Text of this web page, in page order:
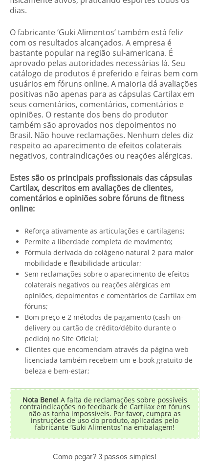
dias.
O fabricante ‘Guki Alimentos’ também está feliz
com os resultados alcançados. A empresa é
bastante popular na região sul-americana. É
aprovado pelas autoridades necessárias lá. Seu
catálogo de produtos é preferido e feiras bem com
usuários em fóruns online. A maioria dá avaliações
positivas não apenas para as cápsulas Cartilax em
seus comentários, comentários, comentários e
opiniões. O restante dos bens do produtor
também são aprovados nos depoimentos no
Brasil. Não houve reclamações. Nenhum deles diz
respeito ao aparecimento de efeitos colaterais
negativos, contraindicações ou reações alérgicas.
Estes são os principais profissionais das cápsulas
Cartilax, descritos em avaliações de clientes,
comentários e opiniões sobre fóruns de fitness
online:
Reforça ativamente as articulações e cartilagens;
Permite a liberdade completa de movimento;
Fórmula derivada do colágeno natural 2 para maior
mobilidade e flexibilidade articular;
Sem reclamações sobre o aparecimento de efeitos
colaterais negativos ou reações alérgicas em
opiniões, depoimentos e comentários de Cartilax em
fóruns;
Bom preço e 2 métodos de pagamento (cash-on-
delivery ou cartão de crédito/débito durante o
pedido) no Site Oficial;
Clientes que encomendam através da página web
licenciada também recebem um e-book gratuito de
beleza e bem-estar;
Nota Bene!A falta de reclamações sobre possíveis
contraindicações no feedback de Cartilax em fóruns
não as torna impossíveis. Por favor, cumpra as
instruções de uso do produto, aplicadas pelo
fabricante ‘Guki Alimentos’ na embalagem!
Como pegar? 3 passos simples!